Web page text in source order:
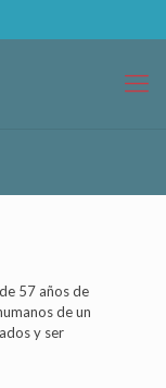
57 años de
de un
y ser